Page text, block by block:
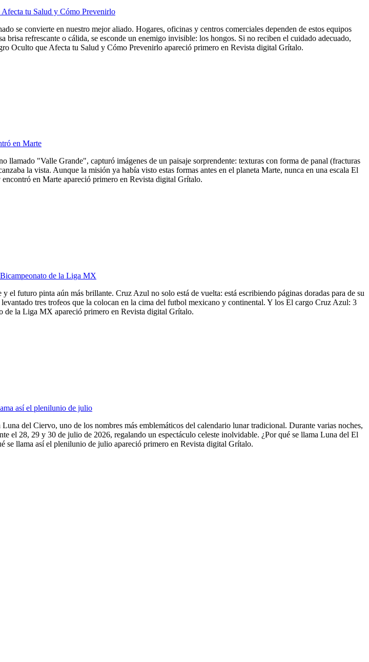
tu Salud y Cómo Prevenirlo
se convierte en nuestro mejor aliado. Hogares, oficinas y centros comerciales dependen de estos equipos
brisa refrescante o cálida, se esconde un enemigo invisible: los hongos. Si no reciben el cuidado adecuado,
Oculto que Afecta tu Salud y Cómo Prevenirlo apareció primero en Revista digital Grítalo.
en Marte
llamado "Valle Grande", capturó imágenes de un paisaje sorprendente: texturas con forma de panal (fracturas
la vista. Aunque la misión ya había visto estas formas antes en el planeta Marte, nunca en una escala El
en Marte apareció primero en Revista digital Grítalo.
de la Liga MX
el futuro pinta aún más brillante. Cruz Azul no solo está de vuelta: está escribiendo páginas doradas para de su
tres trofeos que la colocan en la cima del futbol mexicano y continental. Y los El cargo Cruz Azul: 3
de la Liga MX apareció primero en Revista digital Grítalo.
así el plenilunio de julio
del Ciervo, uno de los nombres más emblemáticos del calendario lunar tradicional. Durante varias noches,
el 28, 29 y 30 de julio de 2026, regalando un espectáculo celeste inolvidable. ¿Por qué se llama Luna del El
se llama así el plenilunio de julio apareció primero en Revista digital Grítalo.